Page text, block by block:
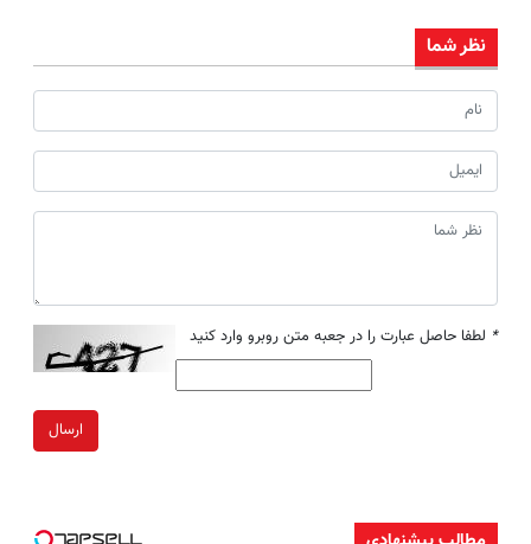
نظر شما
* لطفا حاصل عبارت را در جعبه متن روبرو وارد کنید
ارسال